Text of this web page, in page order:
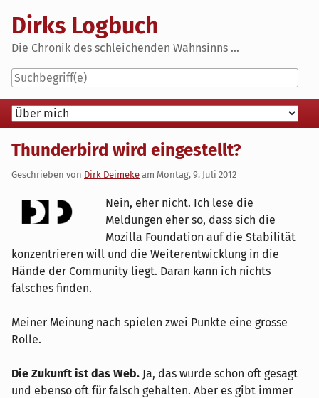
content
Dirks Logbuch
Die Chronik des schleichenden Wahnsinns ...
Navigation
Thunderbird wird eingestellt?
Geschrieben von Dirk Deimeke am Montag, 9. Juli 2012
Nein, eher nicht. Ich lese die
Meldungen eher so, dass sich die
Mozilla Foundation auf die Stabilität
konzentrieren will und die Weiterentwicklung in die
Hände der Community liegt. Daran kann ich nichts
falsches finden.
Meiner Meinung nach spielen zwei Punkte eine grosse
Rolle.
Die Zukunft ist das Web. Ja, das wurde schon oft gesagt
und ebenso oft für falsch gehalten. Aber es gibt immer